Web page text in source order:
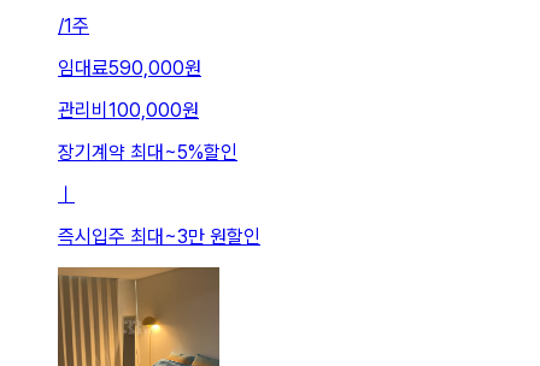
/1주
임대료590,000원
관리비 100,000원
장기계약 최대~5%할인
ㅣ
즉시입주 최대~3만 원할인